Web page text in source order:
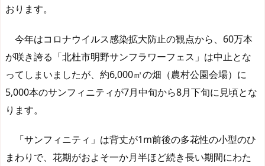
おります。
今年はコロナウイルス感染拡大防止の観点から、60万本
が咲き誇る「北杜市明野サンフラワーフェス」は中止とな
ってしまいましたが、約6,000㎡の畑（農村公園会場）に
5,000本のサンフィニティが7月中旬から8月下旬に見頃とな
ります。
「サンフィニティ」は背丈が1m前後の多花性の小型のひ
まわりで、花期がおよそ一か月半ほど続き長い期間にわた